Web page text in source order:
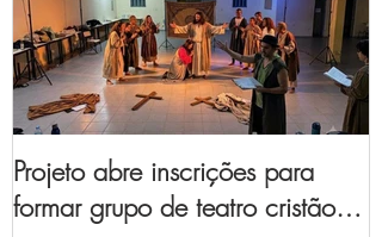
Projeto abre inscrições para
formar grupo de teatro cristão